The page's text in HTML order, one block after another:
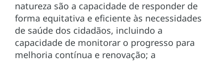
natureza são a capacidade de responder de
forma equitativa e eficiente às necessidades
de saúde dos cidadãos, incluindo a
capacidade de monitorar o progresso para
melhoria contínua e renovação; a